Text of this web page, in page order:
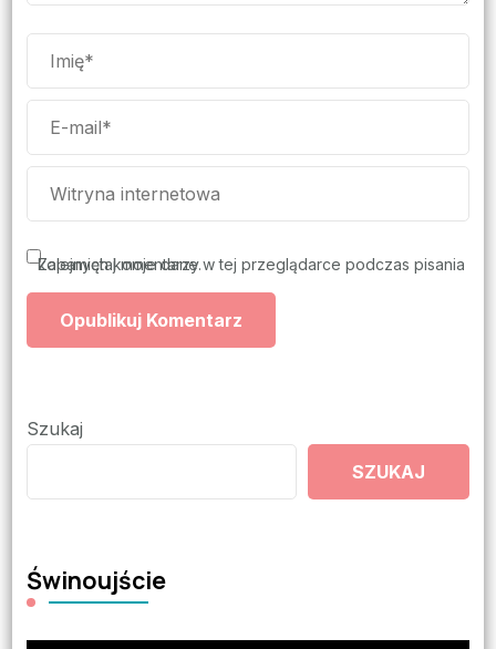
Zapamiętaj moje dane w tej przeglądarce podczas pisania kolejnych komentarzy.
Szukaj
SZUKAJ
Świnoujście